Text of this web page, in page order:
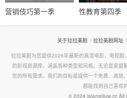
营销伎巧第一季 性教育第四季
关于拉拉美剧 拉拉美剧网址
拉拉美剧为您提供2026年最新的高清电影、电视剧
的影视资源库，涵盖各种类型和风格。无论是家庭
您的所有需求。我们的目标是提供一个免费、高效
都能找到自己喜欢
© 2024 lalameijuw.cc All